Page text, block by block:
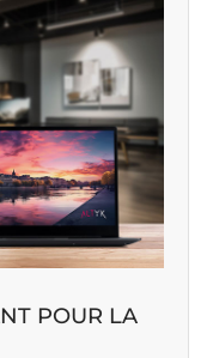
POUR LA